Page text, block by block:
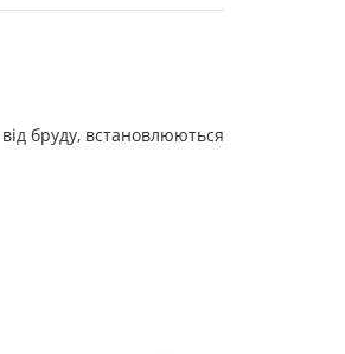
бруду, встановлюються